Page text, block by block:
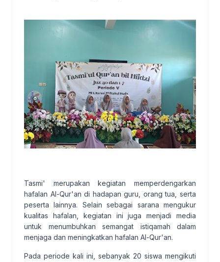
Tasmi' merupakan kegiatan memperdengarkan
hafalan Al-Qur'an di hadapan guru, orang tua, serta
peserta lainnya. Selain sebagai sarana mengukur
kualitas hafalan, kegiatan ini juga menjadi media
untuk menumbuhkan semangat istiqamah dalam
menjaga dan meningkatkan hafalan Al-Qur'an.
Pada periode kali ini, sebanyak 20 siswa mengikuti